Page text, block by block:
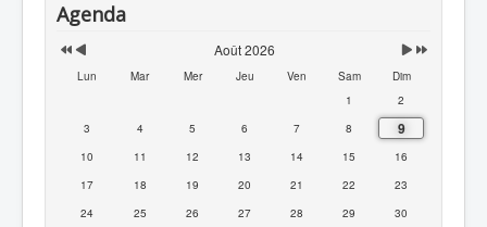
Agenda
Août 2026
Lun Mar Mer Jeu Ven Sam
Dim
1
2
3
4 5 6 7 8 9
10 11 12 13 14 15
16
17
18 19 20 21 22
23
24
25 26 27 28 29
30